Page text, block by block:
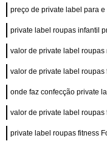
preço de private label para
private label roupas infantil
valor de private label
valor de private label
onde faz confecção private
valor de private label
private label roupas fitness